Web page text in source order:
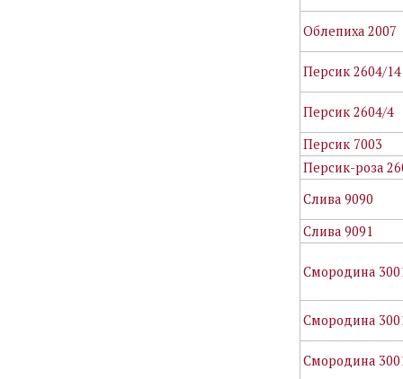
Облепиха 2007
Персик 2604/14
Персик 2604/4
Персик 7003
Персик-роза
Слива 9090
Слива 9091
Смородина
Смородина
Смородина